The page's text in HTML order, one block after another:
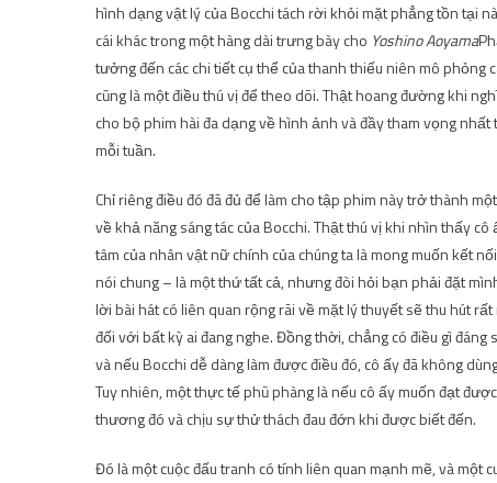
hình dạng vật lý của Bocchi tách rời khỏi mặt phẳng tồn tại
cái khác trong một hàng dài trưng bày cho Yoshino Aoyama
tưởng đến các chi tiết cụ thể của thanh thiếu niên mô
cũng là một điều thú vị để theo dõi. Thật hoang đường khi
cho bộ phim hài đa dạng về hình ảnh và đầy tham vọng
mỗi tuần.
Chỉ riêng điều đó đã đủ để làm cho tập phim này trở thành
về khả năng sáng tác của Bocchi. Thật thú vị khi nhìn thấy
tâm của nhân vật nữ chính của chúng ta là mong muốn kết
nói chung – là một thứ tất cả, nhưng đòi hỏi bạn phải đặt
lời bài hát có liên quan rộng rãi về mặt lý thuyết sẽ thu hút
đối với bất kỳ ai đang nghe. Đồng thời, chẳng có điều gì
và nếu Bocchi dễ dàng làm được điều đó, cô ấy đã không
Tuy nhiên, một thực tế phũ phàng là nếu cô ấy muốn đạt
thương đó và chịu sự thử thách đau đớn khi được biết đến.
Đó là một cuộc đấu tranh có tính liên quan mạnh mẽ, và một